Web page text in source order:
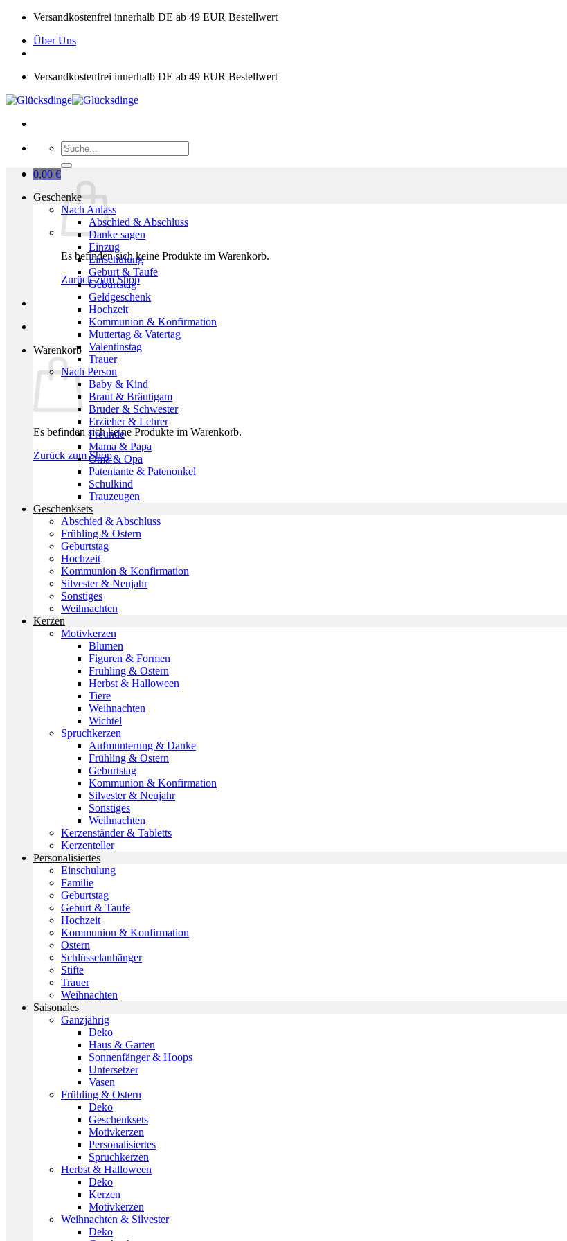
Zum
springen
Versandkostenfrei innerhalb DE ab 49 EUR Bestellwert
Über Uns
Versandkostenfrei innerhalb DE ab 49 EUR Bestellwert
Suchen
nach:
0,00 €
Es befinden sich keine Produkte im Warenkorb.
Zurück zum Shop
Warenkorb
Es befinden sich keine Produkte im Warenkorb.
Zurück zum Shop
Geschenke
Nach Anlass
Abschied & Abschluss
Danke sagen
Einzug
Einschulung
Geburt & Taufe
Geburtstag
Geldgeschenk
Hochzeit
Kommunion & Konfirmation
Muttertag & Vatertag
Valentinstag
Trauer
Nach Person
Baby & Kind
Braut & Bräutigam
Bruder & Schwester
Erzieher & Lehrer
Freunde
Mama & Papa
Oma & Opa
Patentante & Patenonkel
Schulkind
Trauzeugen
Geschenksets
Abschied & Abschluss
Frühling & Ostern
Geburtstag
Hochzeit
Kommunion & Konfirmation
Silvester & Neujahr
Sonstiges
Weihnachten
Kerzen
Motivkerzen
Blumen
Figuren & Formen
Frühling & Ostern
Herbst & Halloween
Tiere
Weihnachten
Wichtel
Spruchkerzen
Aufmunterung & Danke
Frühling & Ostern
Geburtstag
Kommunion & Konfirmation
Silvester & Neujahr
Sonstiges
Weihnachten
Kerzenständer & Tabletts
Kerzenteller
Personalisiertes
Einschulung
Familie
Geburtstag
Geburt & Taufe
Hochzeit
Kommunion & Konfirmation
Ostern
Schlüsselanhänger
Stifte
Trauer
Weihnachten
Saisonales
Ganzjährig
Deko
Haus & Garten
Sonnenfänger & Hoops
Untersetzer
Vasen
Frühling & Ostern
Deko
Geschenksets
Motivkerzen
Personalisiertes
Spruchkerzen
Herbst & Halloween
Deko
Kerzen
Motivkerzen
Weihnachten & Silvester
Deko